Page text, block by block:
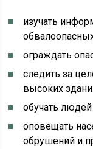
изучать
ограждать
следить за
высоких
обучать
оповещать
обрушений и